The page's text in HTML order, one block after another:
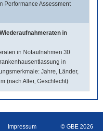
Performance Assessment
in
in Notaufnahmen 30
in
Jahre, Länder,
(nach Alter, Geschlecht)
Impressum © GBE 2026